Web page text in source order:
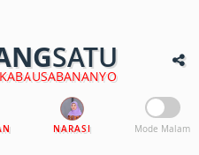
SATU
NARASI Mode Malam